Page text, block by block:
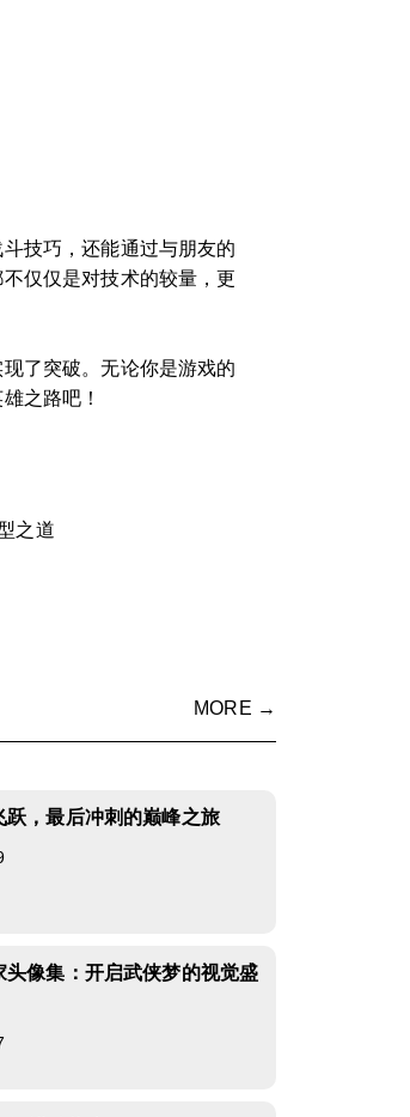
技巧，还能通过与朋友的
仅仅是对技术的较量，更
了突破。无论你是游戏的
之路吧！
之道
MORE →
，最后冲刺的巅峰之旅
像集：开启武侠梦的视觉盛